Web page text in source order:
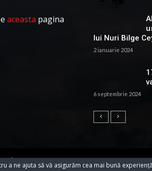
aceasta pagina
lui Nuri Bilge
2 ianuarie 2024
6 septembrie 2024
a ne ajuta să vă asigurăm cea mai bună